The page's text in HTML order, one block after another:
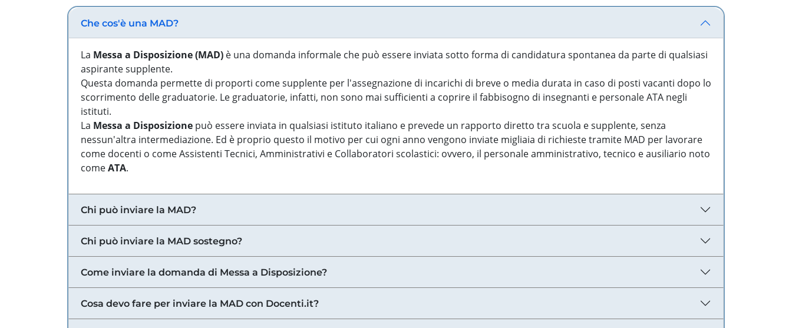
Che cos'è una MAD?
La Messa a Disposizione (MAD) è una domanda informale che può essere inviata sotto forma di candidatura spontanea da parte di qualsiasi
aspirante supplente.
Questa domanda permette di proporti come supplente per l'assegnazione di incarichi di breve o media durata in caso di posti vacanti dopo lo
scorrimento delle graduatorie. Le graduatorie, infatti, non sono mai sufficienti a coprire il fabbisogno di insegnanti e personale ATA negli
istituti.
La Messa a Disposizione può essere inviata in qualsiasi istituto italiano e prevede un rapporto diretto tra scuola e supplente, senza
nessun'altra intermediazione. Ed è proprio questo il motivo per cui ogni anno vengono inviate migliaia di richieste tramite MAD per lavorare
come docenti o come Assistenti Tecnici, Amministrativi e Collaboratori scolastici: ovvero, il personale amministrativo, tecnico e ausiliario noto
comeATA.
Chi può inviare la MAD?
Chi può inviare la MAD sostegno?
Come inviare la domanda di Messa a Disposizione?
Cosa devo fare per inviare la MAD con Docenti.it?